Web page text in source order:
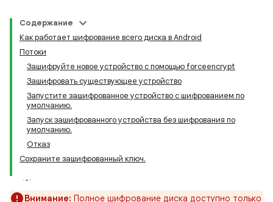
Содержание
Как работает шифрование всего диска в Android
Потоки
Зашифруйте новое устройство с помощью forceencrypt
Зашифровать существующее устройство
Запустите зашифрованное устройство с шифрованием по
умолчанию.
Запуск зашифрованного устройства без шифрования по
умолчанию.
Отказ
Сохраните зашифрованный ключ.
Внимание: Полное шифрование диска доступно только